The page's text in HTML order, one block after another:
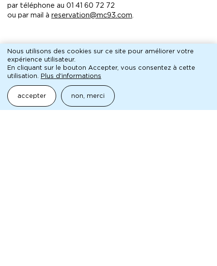
par téléphone au 01 41 60 72 72
ou par mail à reservation@mc93.com
Pied
de
page
Mentions légales
Archives
Technique
Contact
Nous utilisons des cookies sur ce site pour améliorer votre
expérience utilisateur.
En cliquant sur le bouton Accepter, vous consentez à cette
utilisation.
Plus d'informations
accepter non, merci